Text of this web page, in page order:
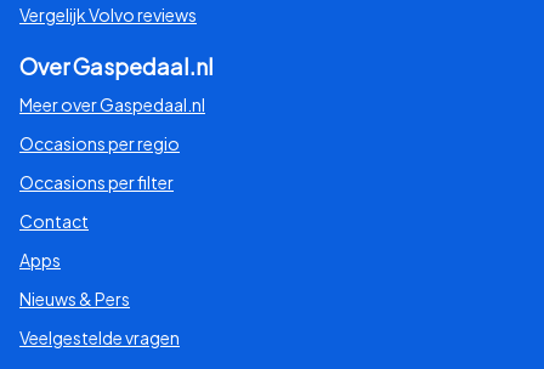
Vergelijk Volvo reviews
Over Gaspedaal.nl
Meer over Gaspedaal.nl
Occasions per regio
Occasions per filter
Contact
Apps
Nieuws & Pers
Veelgestelde vragen